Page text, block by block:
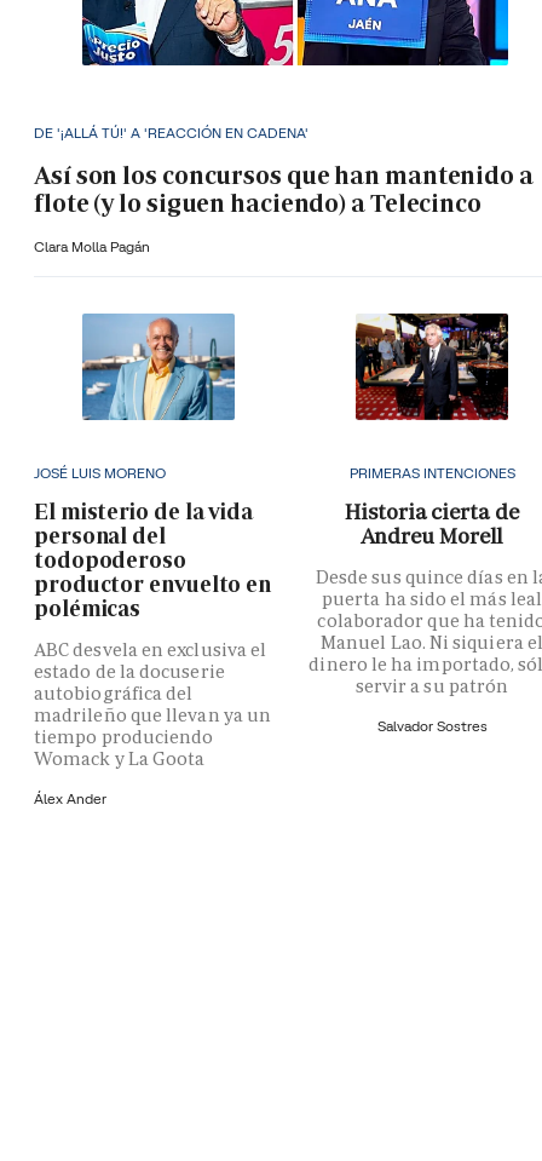
DE '¡ALLÁ TÚ!' A 'REACCIÓN EN CADENA'
Así son los concursos que han mantenido a
flote (y lo siguen haciendo) a Telecinco
Clara Molla Pagán
JOSÉ LUIS MORENO
El misterio de la vida
personal del
todopoderoso
productor envuelto en
polémicas
ABC desvela en exclusiva el
estado de la docuserie
autobiográfica del
madrileño que llevan ya un
tiempo produciendo
Womack y La Goota
Álex Ander
PRIMERAS INTENCIONES
Historia cierta de
Andreu Morell
Desde sus quince días en
puerta ha sido el más leal
colaborador que ha
Manuel Lao. Ni siquiera
dinero le ha importado,
servir a su patrón
Salvador Sostres